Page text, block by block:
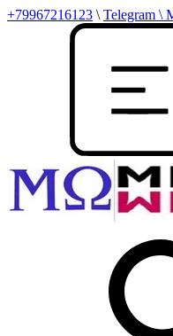
+79967216123 \ Telegram \